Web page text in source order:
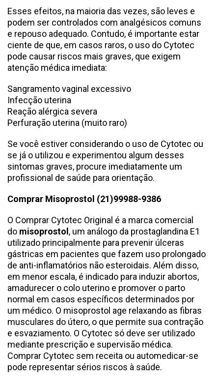
Esses efeitos, na maioria das vezes, são leves e
podem ser controlados com analgésicos comuns
e repouso adequado. Contudo, é importante estar
ciente de que, em casos raros, o uso do Cytotec
pode causar riscos mais graves, que exigem
atenção médica imediata:
Sangramento vaginal excessivo
Infecção uterina
Reação alérgica severa
Perfuração uterina (muito raro)
Se você estiver considerando o uso de Cytotec ou
se já o utilizou e experimentou algum desses
sintomas graves, procure imediatamente um
profissional de saúde para orientação.
Comprar Misoprostol (21)99988-9386
O Comprar Cytotec Original é a marca comercial
do misoprostol , um análogo da prostaglandina E1
utilizado principalmente para prevenir úlceras
gástricas em pacientes que fazem uso prolongado
de anti-inflamatórios não esteroidais. Além disso,
em menor escala, é indicado para induzir abortos,
amadurecer o colo uterino e promover o parto
normal em casos específicos determinados por
um médico. O misoprostol age relaxando as fibras
musculares do útero, o que permite sua contração
e esvaziamento. O Cytotec só deve ser utilizado
mediante prescrição e supervisão médica.
Comprar Cytotec sem receita ou automedicar-se
pode representar sérios riscos à saúde.